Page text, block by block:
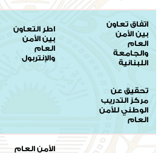
اتفاق تعاون
بين الأمن
العام
والجامعة
اللبنانية
اطر التعاون
بين الأمن
العام
والإنتربول
تحقيق عن
مركز التدريب
الوطني للأمن
العام
الأمن العام